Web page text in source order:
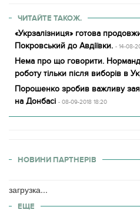
ЧИТАЙТЕ ТАКОЖ.
«Укрзалізниця» готова
Покровський до Авдіївки. - 14-08-
Нема про що говорити.
роботу тільки після виборів в
Порошенко зробив важливу
на Донбасі - 08-09-2018 18:20
НОВИНИ ПАРТНЕРІВ
загрузка...
ЕЩЕ